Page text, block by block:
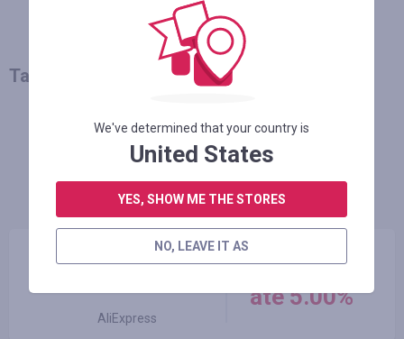
Talvez você também goste
MAIS NOTÍCIAS
Melhores lojas
AliExpress
cashback
até 5.00%
We've determined that your country is
United States
YES, SHOW ME THE STORES
NO, LEAVE IT AS